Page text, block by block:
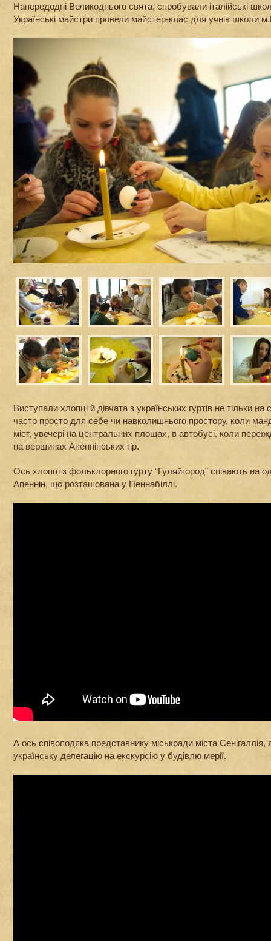
Напередодні Великоднього свята, спробували італійські
Українські майстри провели майстер-клас для учнів школи
Виступали хлопці й дівчата з українських гуртів не тільки
часто просто для себе чи навколишнього простору, коли
міст, увечері на центральних площах, в автобусі, коли
на вершинах Апеннінських гір.
Ось хлопці з фольклорного гурту “Гуляйгород” співають на
Апеннін, що розташована у Пеннабіллі.
А ось співоподяка представнику міськради міста
українську делегацію на екскурсію у будівлю мерії.